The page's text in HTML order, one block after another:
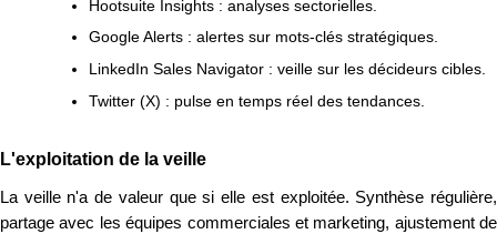
Hootsuite Insights : analyses sectorielles.
Google Alerts : alertes sur mots-clés stratégiques.
LinkedIn Sales Navigator : veille sur les décideurs cibles.
Twitter (X) : pulse en temps réel des tendances.
L'exploitation de la veille
La veille n'a de valeur que si elle est exploitée. Synthèse régulière,
partage avec les équipes commerciales et marketing, ajustement de